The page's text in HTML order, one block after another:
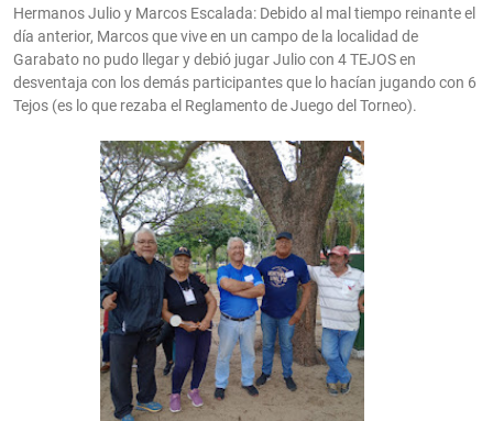
Hermanos Julio y Marcos Escalada: Debido al mal tiempo reinante el
día anterior, Marcos que vive en un campo de la localidad de
Garabato no pudo llegar y debió jugar Julio con 4 TEJOS en
desventaja con los demás participantes que lo hacían jugando con 6
Tejos (es lo que rezaba el Reglamento de Juego del Torneo).